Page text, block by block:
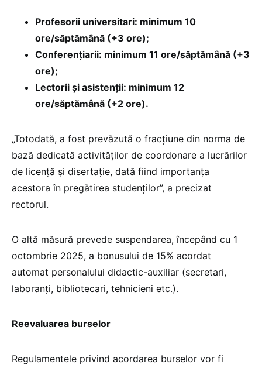
Profesorii universitari: minimum 10
ore/săptămână (+3 ore);
Conferențiarii: minimum 11 ore/săptămână (+3
ore);
Lectorii și asistenții: minimum 12
ore/săptămână (+2 ore).
„Totodată, a fost prevăzută o fracțiune din norma de
bază dedicată activităților de coordonare a lucrărilor
de licență și disertație, dată fiind importanța
acestora în pregătirea studenților”, a precizat
rectorul.
O altă măsură prevede suspendarea, începând cu 1
octombrie 2025, a bonusului de 15% acordat
automat personalului didactic-auxiliar (secretari,
laboranți, bibliotecari, tehnicieni etc.).
Reevaluarea burselor
Regulamentele privind acordarea burselor vor fi